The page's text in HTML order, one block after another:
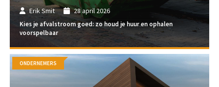
Erik Smit 28 april 2026
Kies je afvalstroom goed: zo houd je huur en ophalen
voorspelbaar
ONDERNEMERS